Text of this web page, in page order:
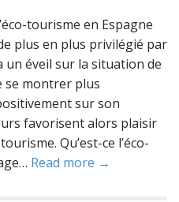
tourisme en Espagne
plus en plus privilégié par
un éveil sur la situation de
se montrer plus
sur son
favorisent alors plaisir
Qu’est-ce l’éco-
Read more →